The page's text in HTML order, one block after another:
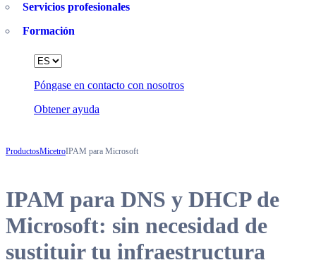
Servicios profesionales
Formación
Póngase en contacto con nosotros
Obtener ayuda
Language
ProductosMicetroIPAM para Microsoft
IPAM para DNS y DHCP de
Microsoft: sin necesidad de
sustituir tu infraestructura